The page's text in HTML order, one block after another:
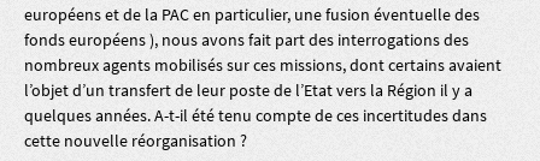
européens et de la PAC en particulier, une fusion éventuelle des
fonds européens ), nous avons fait part des interrogations des
nombreux agents mobilisés sur ces missions, dont certains avaient
l’objet d’un transfert de leur poste de l’Etat vers la Région il y a
quelques années. A-t-il été tenu compte de ces incertitudes dans
cette nouvelle réorganisation ?